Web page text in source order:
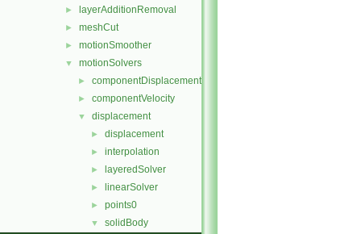
► layerAdditionRemoval
► meshCut
► motionSmoother
▼ motionSolvers
► componentDisplacement
► componentVelocity
▼ displacement
► displacement
► interpolation
► layeredSolver
► linearSolver
► points0
▼ solidBody